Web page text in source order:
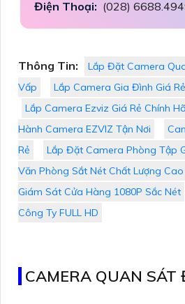
Điện Thoại: (028)
Thông Tin:
Lắp Đặt Camera
Vấp
Lắp Camera Gia Đình Giá
Lắp Camera Ezviz Giá Rẻ Chính
Hành Camera EZVIZ Tận Nơi
Rẻ
Lắp Đặt Camera Phòng Tập
Văn Phòng Sắt Nét Chất Lượng Cao
Giám Sát Cửa Hàng 1080P Sắc Nét
Công Ty FULL HD
CAMERA QUAN SÁT